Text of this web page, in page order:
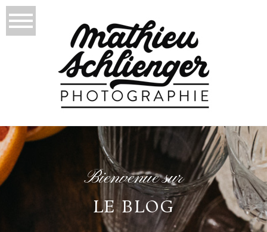
Bienvenue sur
LE BLOG